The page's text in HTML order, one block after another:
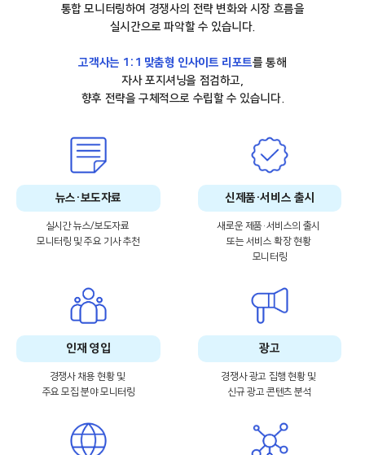
통합 모니터링하여 경쟁사의 전략 변화와 시장 흐름을
실시간으로 파악할 수 있습니다.
고객사는 1:1 맞춤형 인사이트 리포트를 통해
자사 포지셔닝을 점검하고,
향후 전략을 구체적으로 수립할 수 있습니다.
뉴스·보도자료
실시간 뉴스/보도자료
모니터링 및 주요 기사 추천
신제품·서비스 출시
새로운 제품·서비스의 출시
또는 서비스 확장 현황
모니터링
인재 영입
경쟁사 채용 현황 및
주요 모집 분야 모니터링
광고
경쟁사 광고 집행 현황 및
신규 광고 콘텐츠 분석